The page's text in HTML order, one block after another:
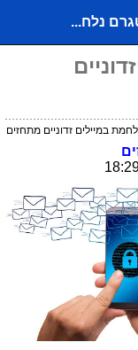
במיילים זדוניים מתחזים